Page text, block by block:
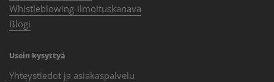
Whistleblowing-ilmoituskanava
Blogi
Usein kysyttyä
Yhteystiedot ja asiakaspalvelu